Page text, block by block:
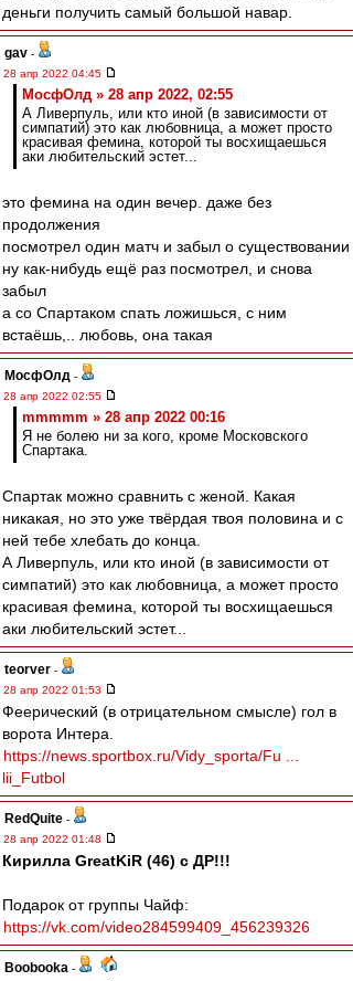
деньги получить самый большой навар.
gav -
28 апр 2022 04:45
МосфОлд » 28 апр 2022, 02:55
А Ливерпуль, или кто иной (в зависимости от
симпатий) это как любовница, а может просто
красивая фемина, которой ты восхищаешься
аки любительский эстет...
это фемина на один вечер. даже без
продолжения
посмотрел один матч и забыл о существовании
ну как-нибудь ещё раз посмотрел, и снова
забыл
а со Спартаком спать ложишься, с ним
встаёшь,.. любовь, она такая
МосфОлд -
28 апр 2022 02:55
mmmmm » 28 апр 2022 00:16
Я не болею ни за кого, кроме Московского
Спартака.
Спартак можно сравнить с женой. Какая
никакая, но это уже твёрдая твоя половина и с
ней тебе хлебать до конца.
А Ливерпуль, или кто иной (в зависимости от
симпатий) это как любовница, а может просто
красивая фемина, которой ты восхищаешься
аки любительский эстет...
teorver -
28 апр 2022 01:53
Феерический (в отрицательном смысле) гол в
ворота Интера.
https://news.sportbox.ru/Vidy_sporta/Fu ...
lii_Futbol
RedQuite -
28 апр 2022 01:48
Кирилла GreatKiR (46) с ДР!!!
Подарок от группы Чайф:
https://vk.com/video284599409_456239326
Boobooka -